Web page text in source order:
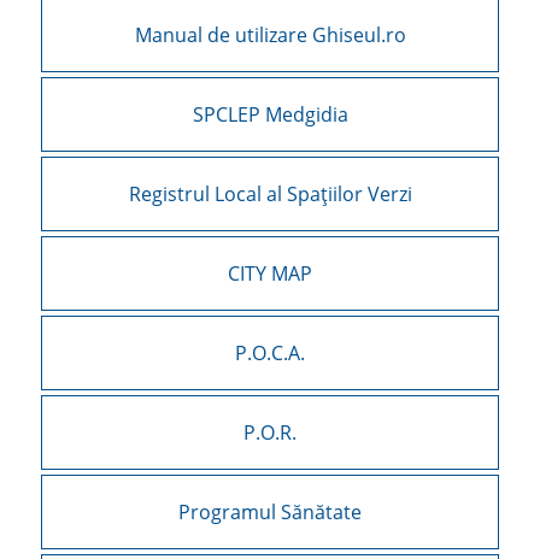
Manual de utilizare Ghiseul.ro
SPCLEP Medgidia
Registrul Local al Spațiilor Verzi
CITY MAP
P.O.C.A.
P.O.R.
Programul Sănătate